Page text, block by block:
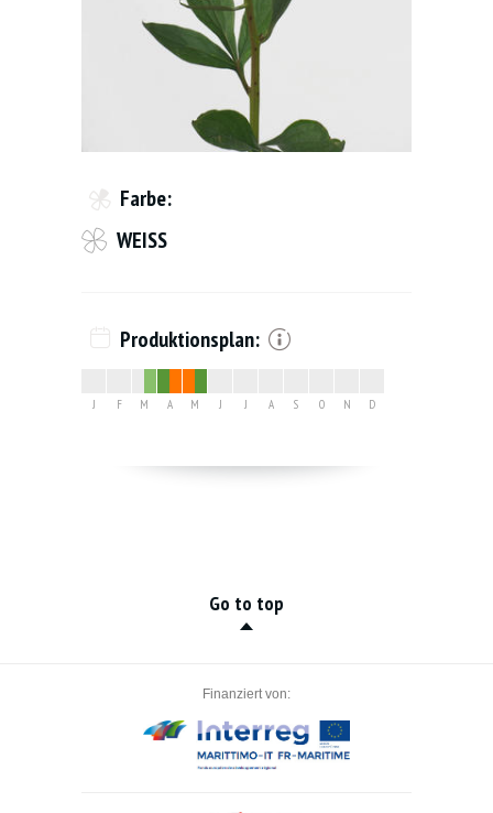
Farbe:
WEISS
Produktionsplan:
J F M A M J J A S O N D
Go to top
Finanziert von: